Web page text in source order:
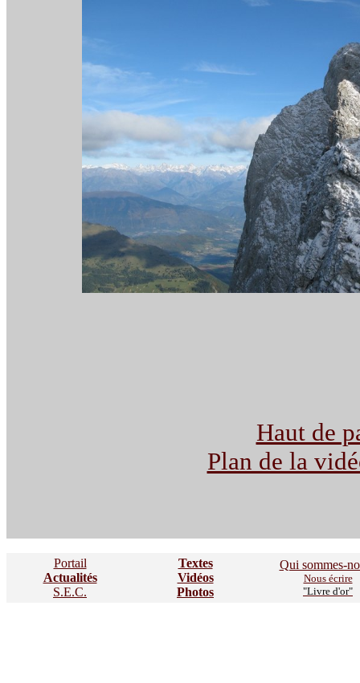
Haut de
Plan de la
Portail
Actualités
S.E.C.
Textes
Vidéos
Photos
Qui sommes-
Nous écrire
"Livre d'or"